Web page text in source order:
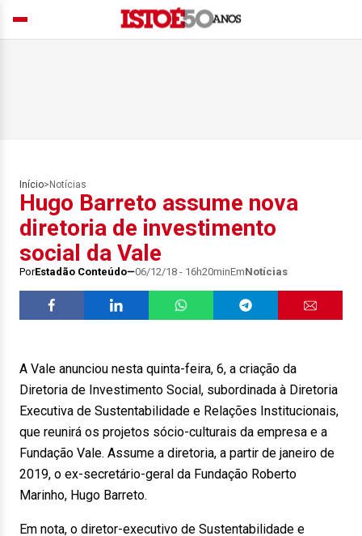
Início> Notícias
Hugo Barreto assume nova
diretoria de investimento
social da Vale
PorEstadão Conteúdo 06/12/18 - 16h20minEmNotícias
A Vale anunciou nesta quinta-feira, 6, a criação da
Diretoria de Investimento Social, subordinada à Diretoria
Executiva de Sustentabilidade e Relações Institucionais,
que reunirá os projetos sócio-culturais da empresa e a
Fundação Vale. Assume a diretoria, a partir de janeiro de
2019, o ex-secretário-geral da Fundação Roberto
Marinho, Hugo Barreto.
Em nota, o diretor-executivo de Sustentabilidade e